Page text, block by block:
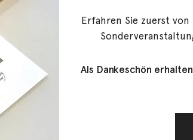
Tamara Comolli
Armband
Aurora
Erfahren Sie zuerst
Als Dankeschön